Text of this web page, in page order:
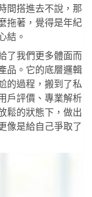
間搭進去不說，那
拖著，覺得是年紀
結。
了我們更多體面而
品。它的底層邏輯
的過程，搬到了私
戶評價、專業解析
鬆的狀態下，做出
像是給自己爭取了